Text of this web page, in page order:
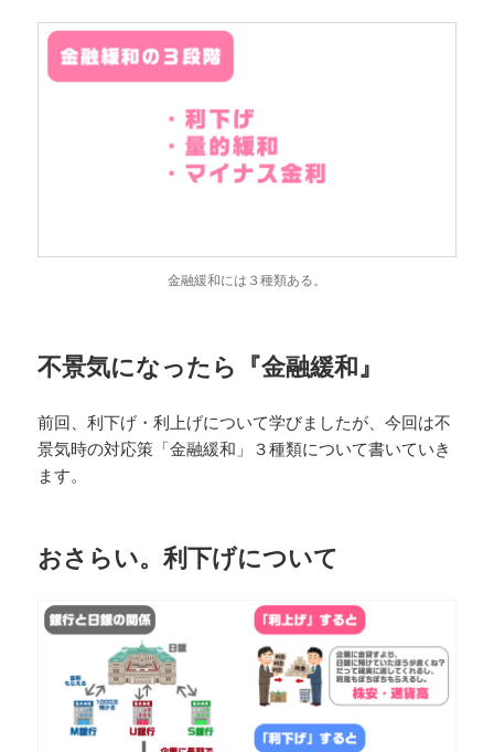
金融緩和には３種類ある。
不景気になったら『金融緩和』
前回、利下げ・利上げについて学びましたが、今回は不
景気時の対応策「金融緩和」３種類について書いていき
ます。
おさらい。利下げについて